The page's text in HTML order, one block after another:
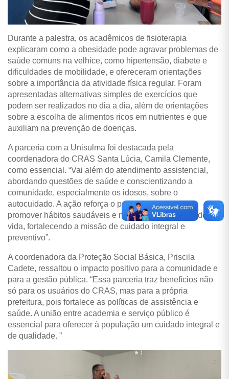
Durante a palestra, os acadêmicos de fisioterapia
explicaram como a obesidade pode agravar problemas de
saúde comuns na velhice, como hipertensão, diabete e
dificuldades de mobilidade, e ofereceram orientações
sobre a importância da atividade física regular. Foram
apresentadas alternativas simples de exercícios que
podem ser realizados no dia a dia, além de orientações
sobre a escolha de alimentos ricos em nutrientes e que
auxiliam na prevenção de doenças.
A parceria com a Unisulma foi destacada pela
coordenadora do CRAS Santa Lúcia, Camila Clemente,
como essencial. “Vai além do atendimento assistencial,
abordando questões de saúde e conscientizando a
comunidade, especialmente os idosos, sobre o
autocuidado. A ação reforça o papel do CRAS em
promover hábitos saudáveis e melhorar a qualidade de
vida, fortalecendo a missão de cuidado integral e
preventivo”.
A coordenadora da Proteção Social Básica, Priscila
Cadete, ressaltou o impacto positivo para a comunidade e
para a gestão pública. “Essa parceria traz benefícios não
só para os usuários do CRAS, mas para a própria
prefeitura, pois fortalece as políticas de assistência e
saúde. A união entre academia e serviço público é
essencial para oferecer à população um cuidado integral e
de qualidade. ”